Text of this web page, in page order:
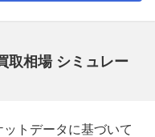
取相場 シミュレー
トデータに基づいて